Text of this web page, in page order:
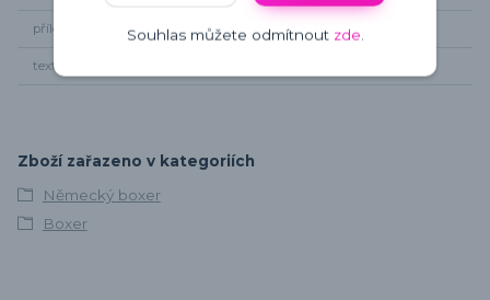
příležitost sport
textil
Zboží zařazeno v kategoriích
Německý boxer
Boxer
Souhlas můžete odmítnout zde.